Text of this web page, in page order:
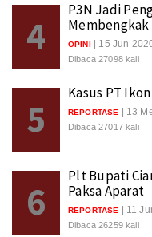
4
P3N Jadi
Membengkak
OPINI | 15 Jun
Dibaca 27098 kali
5
Kasus PT
REPORTASE | 13
Dibaca 27017 kali
6
Plt Bupati
Paksa Aparat
REPORTASE | 11
Dibaca 26259 kali